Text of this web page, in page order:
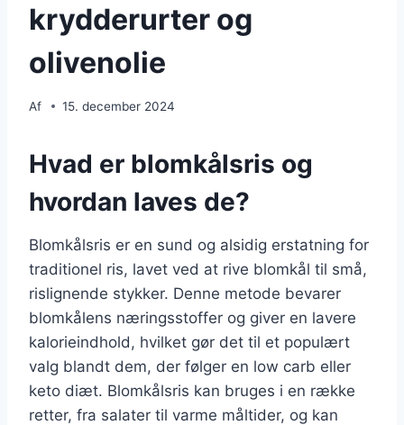
krydderurter og
olivenolie
Af 15. december 2024
Hvad er blomkålsris og
hvordan laves de?
Blomkålsris er en sund og alsidig erstatning for
traditionel ris, lavet ved at rive blomkål til små,
rislignende stykker. Denne metode bevarer
blomkålens næringsstoffer og giver en lavere
kalorieindhold, hvilket gør det til et populært
valg blandt dem, der følger en low carb eller
keto diæt. Blomkålsris kan bruges i en række
retter, fra salater til varme måltider, og kan